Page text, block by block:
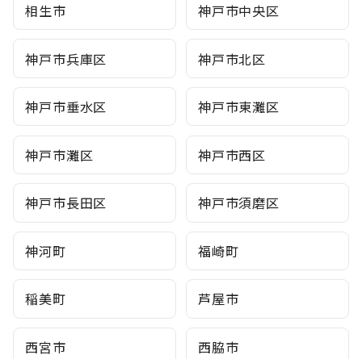
相生市 神戸市中央区
神戸市兵庫区 神戸市北区
神戸市垂水区 神戸市東灘区
神戸市灘区 神戸市西区
神戸市長田区 神戸市須磨区
神河町 福崎町
稲美町 芦屋市
西宮市 西脇市